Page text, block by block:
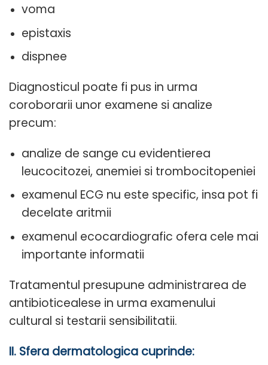
voma
epistaxis
dispnee
Diagnosticul poate fi pus in urma
coroborarii unor examene si analize
precum:
analize de sange cu evidentierea
leucocitozei, anemiei si trombocitopeniei
examenul ECG nu este specific, insa pot fi
decelate aritmii
examenul ecocardiografic ofera cele mai
importante informatii
Tratamentul presupune administrarea de
antibioticealese in urma examenului
cultural si testarii sensibilitatii.
II. Sfera dermatologica cuprinde: